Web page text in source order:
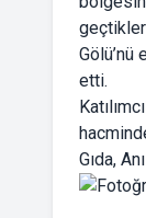
etti.
Gıda,